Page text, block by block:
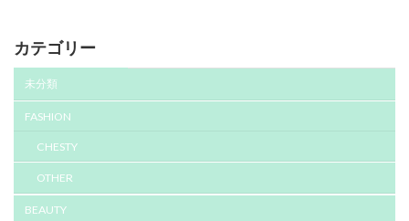
カテゴリー
未分類
FASHION
CHESTY
OTHER
BEAUTY